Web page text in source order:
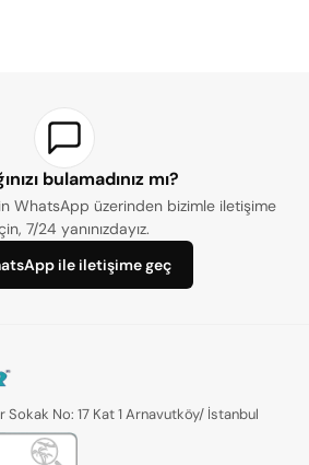
bulamadınız mı?
WhatsApp üzerinden bizimle iletişime
7/24 yanınızdayız.
ile iletişime geç
Sokak No: 17 Kat 1 Arnavutköy/ İstanbul